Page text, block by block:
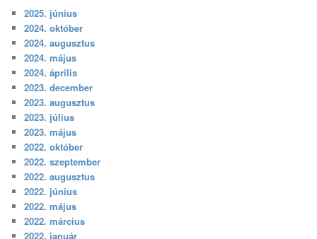
2025. június
2024. október
2024. augusztus
2024. május
2024. április
2023. december
2023. augusztus
2023. július
2023. május
2022. október
2022. szeptember
2022. augusztus
2022. június
2022. május
2022. március
2022. január